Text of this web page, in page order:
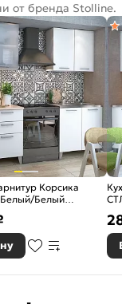
от бренда Stolline.
Корсика
Белый